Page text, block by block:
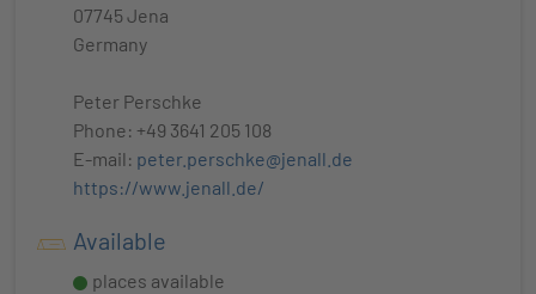
07745 Jena
Germany
Peter Perschke
Phone: +49 3641 205 108
E-mail: peter.perschke@jenall.de
https://www.jenall.de/
Available
places available